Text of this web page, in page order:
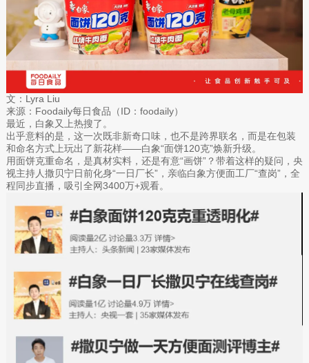
文：Lyra Liu
来源：Foodaily每日食品（ID：foodaily）
最近，白象又上热搜了。
出乎意料的是，这一次既非新奇口味，也不是跨界联名，而是在包装
和命名方式上玩出了新花样——白象“面饼120克”焕新升级。
用面饼克重命名，是真材实料，还是有意“画饼”？带着这样的疑问，央
视主持人撒贝宁日前化身“一日厂长”，亲临白象方便面工厂“查岗”，全
程同步直播，吸引全网3400万+观看。